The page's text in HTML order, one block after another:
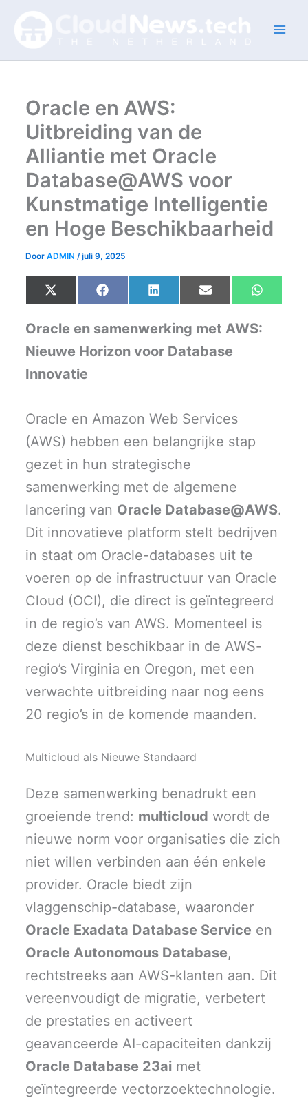
inhoud
Oracle en AWS:
Uitbreiding van de
Alliantie met Oracle
Database@AWS voor
Kunstmatige Intelligentie
en Hoge Beschikbaarheid
DoorADMIN/juli 9, 2025
Share
on
X
(
w
i
t
r
)
Share
on
F
a
e
b
o
Share
on
L
i
k
e
I
Share
on
E
m
i
l
Share
on
W
h
Oracle en samenwerking met AWS:
Nieuwe Horizon voor Database
Innovatie
Oracle en Amazon Web Services
(AWS) hebben een belangrijke stap
gezet in hun strategische
samenwerking met de algemene
lancering van Oracle Database@AWS.
Dit innovatieve platform stelt bedrijven
in staat om Oracle-databases uit te
voeren op de infrastructuur van Oracle
Cloud (OCI), die direct is geïntegreerd
in de regio’s van AWS. Momenteel is
deze dienst beschikbaar in de AWS-
regio’s Virginia en Oregon, met een
verwachte uitbreiding naar nog eens
20 regio’s in de komende maanden.
Multicloud als Nieuwe Standaard
Deze samenwerking benadrukt een
groeiende trend: multicloud wordt de
nieuwe norm voor organisaties die zich
niet willen verbinden aan één enkele
provider. Oracle biedt zijn
vlaggenschip-database, waaronder
Oracle Exadata Database Service en
Oracle Autonomous Database,
rechtstreeks aan AWS-klanten aan. Dit
vereenvoudigt de migratie, verbetert
de prestaties en activeert
geavanceerde AI-capaciteiten dankzij
Oracle Database 23ai met
geïntegreerde vectorzoektechnologie.